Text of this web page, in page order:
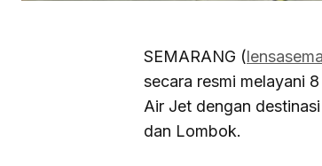
SEMARANG (
secara resmi melayani
Air Jet dengan
dan Lombok.